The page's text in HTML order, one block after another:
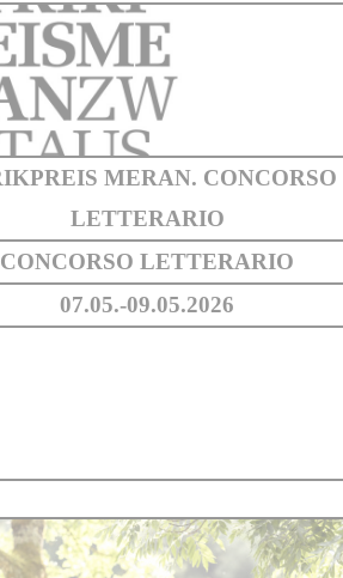
MERAN. CONCORSO
LETTERARIO
CONCORSO LETTERARIO
07.05.-09.05.2026